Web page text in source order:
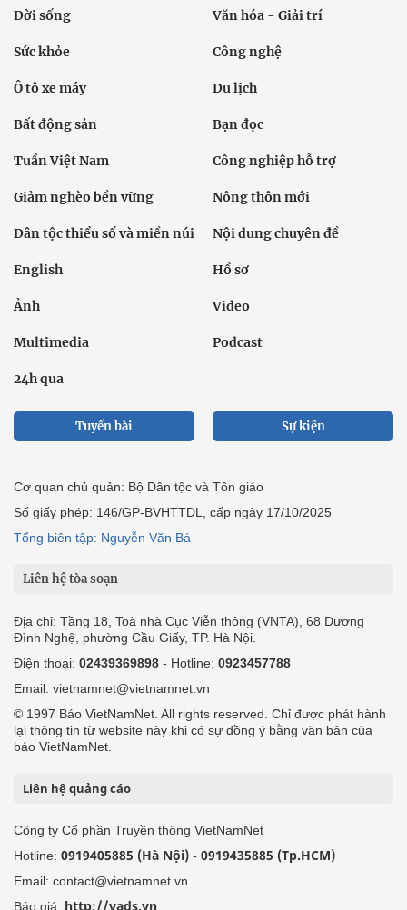
Đời sống Văn hóa - Giải trí
Sức khỏe Công nghệ
Ô tô xe máy Du lịch
Bất động sản Bạn đọc
Tuần Việt Nam Công nghiệp hỗ trợ
Giảm nghèo bền vững Nông thôn mới
Dân tộc thiểu số và miền núi Nội dung chuyên đề
English Hồ sơ
Ảnh Video
Multimedia Podcast
24h qua
Tuyến bài Sự kiện
Cơ quan chủ quản: Bộ Dân tộc và Tôn giáo
Số giấy phép: 146/GP-BVHTTDL, cấp ngày 17/10/2025
Tổng biên tập: Nguyễn Văn Bá
Liên hệ tòa soạn
Địa chỉ: Tầng 18, Toà nhà Cục Viễn thông (VNTA), 68 Dương
Đình Nghệ, phường Cầu Giấy, TP. Hà Nội.
Điện thoại: 02439369898 - Hotline: 0923457788
Email: vietnamnet@vietnamnet.vn
© 1997 Báo VietNamNet. All rights reserved. Chỉ được phát hành
lại thông tin từ website này khi có sự đồng ý bằng văn bản của
báo VietNamNet.
Liên hệ quảng cáo
Công ty Cổ phần Truyền thông VietNamNet
Hotline: 0919405885 (Hà Nội) - 0919435885 (Tp.HCM)
Email: contact@vietnamnet.vn
Báo giá: http://vads.vn